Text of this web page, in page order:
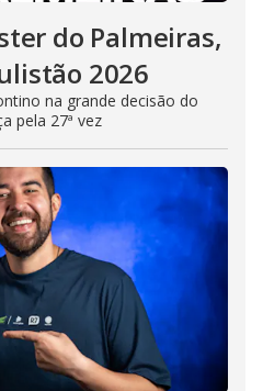
do Palmeiras,
2026
na grande decisão do
pela 27ª vez